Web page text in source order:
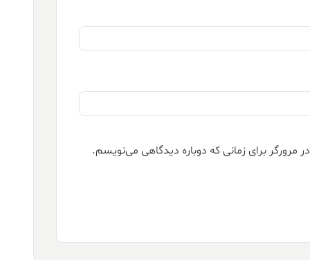
مرورگر برای زمانی که دوباره دیدگاهی می‌نویسم.